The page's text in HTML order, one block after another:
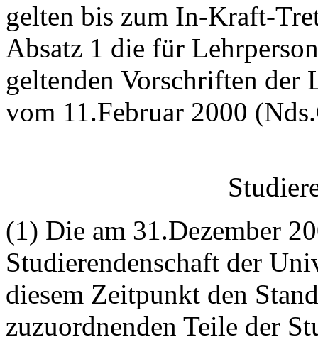
gelten bis zum In-Kraft-
Absatz 1 die für
geltenden Vorschriften
vom 11.Februar 2000
(1) Die am 31.Dezember
Studierendenschaft der
diesem Zeitpunkt den
zuzuordnenden Teile der